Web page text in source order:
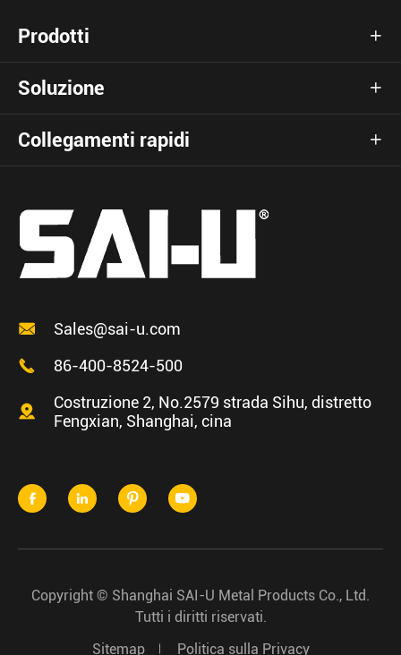
Prodotti 
Soluzione 
Collegamenti rapidi 

Sales@sai-u.com

86-400-8524-500

Costruzione 2, No.2579 strada Sihu, distretto
Fengxian, Shanghai, cina
   
Copyright © Shanghai SAI-U Metal Products Co., Ltd.
Tutti i diritti riservati.
Sitemap
Politica sulla Privacy